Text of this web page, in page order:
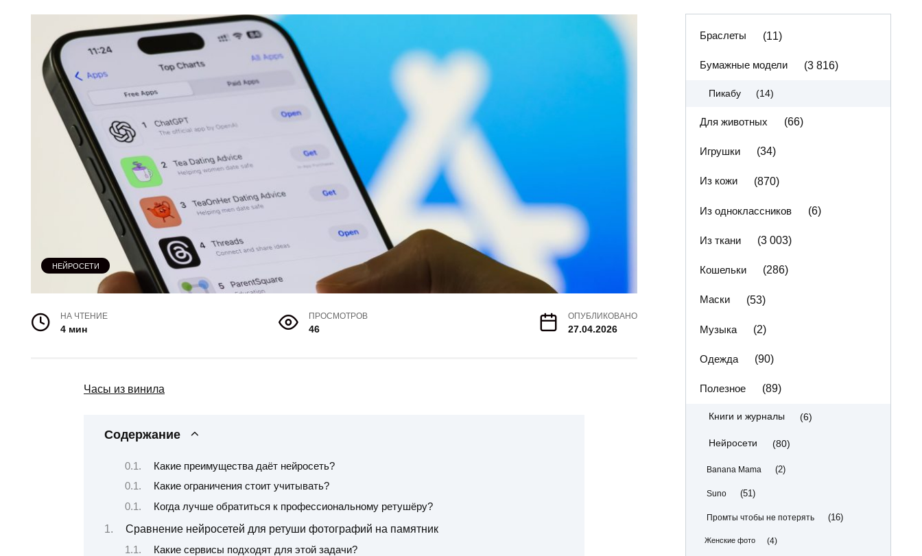
НЕЙРОСЕТИ
НА ЧТЕНИЕ
4 мин
ПРОСМОТРОВ
46
ОПУБЛИКОВАНО
27.04.2026
Часы из винила
Содержание
Какие преимущества даёт нейросеть?
Какие ограничения стоит учитывать?
Когда лучше обратиться к профессиональному ретушёру?
Сравнение нейросетей для ретуши фотографий на памятник
Какие сервисы подходят для этой задачи?
Браслеты (11)
Бумажные модели (3 816)
Пикабу (14)
Для животных (66)
Игрушки (34)
Из кожи (870)
Из одноклассников (6)
Из ткани (3 003)
Кошельки (286)
Маски (53)
Музыка (2)
Одежда (90)
Полезное (89)
Книги и журналы (6)
Нейросети (80)
Banana Mama (2)
Suno (51)
Промты чтобы не потерять (16)
Женские фото (4)